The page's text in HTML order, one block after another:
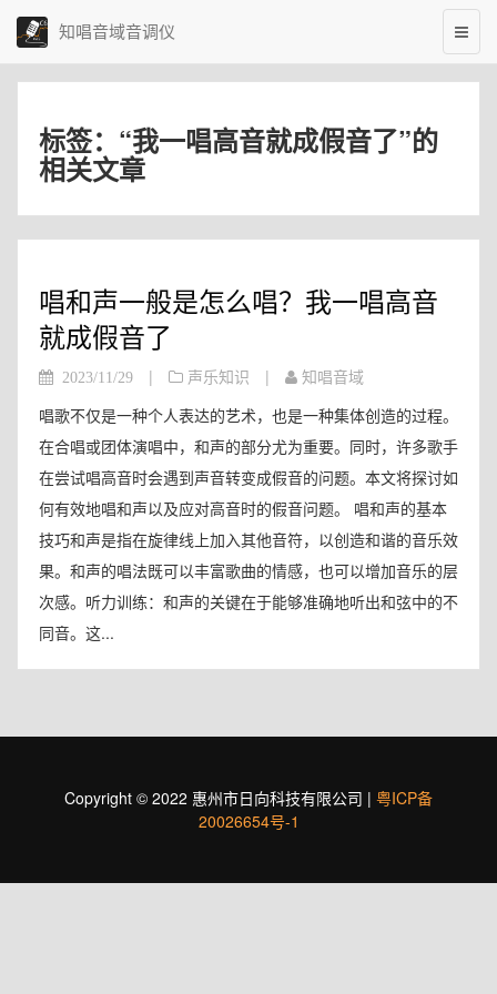
知唱音域音调仪
标签：“我一唱高音就成假音了”的
相关文章
唱和声一般是怎么唱？我一唱高音
就成假音了
2023/11/29 | 声乐知识 | 知唱音域
唱歌不仅是一种个人表达的艺术，也是一种集体创造的过程。
在合唱或团体演唱中，和声的部分尤为重要。同时，许多歌手
在尝试唱高音时会遇到声音转变成假音的问题。本文将探讨如
何有效地唱和声以及应对高音时的假音问题。 唱和声的基本
技巧和声是指在旋律线上加入其他音符，以创造和谐的音乐效
果。和声的唱法既可以丰富歌曲的情感，也可以增加音乐的层
次感。听力训练：和声的关键在于能够准确地听出和弦中的不
同音。这...
Copyright © 2022 惠州市日向科技有限公司 | 粤ICP备
20026654号-1